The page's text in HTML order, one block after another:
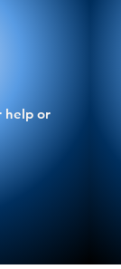
help or